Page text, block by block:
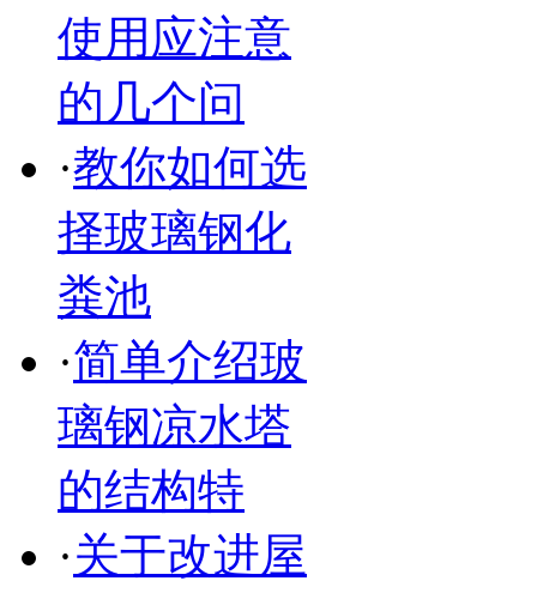
使用应注意
的几个问
·教你如何选
择玻璃钢化
粪池
·简单介绍玻
璃钢凉水塔
的结构特
·关于改进屋